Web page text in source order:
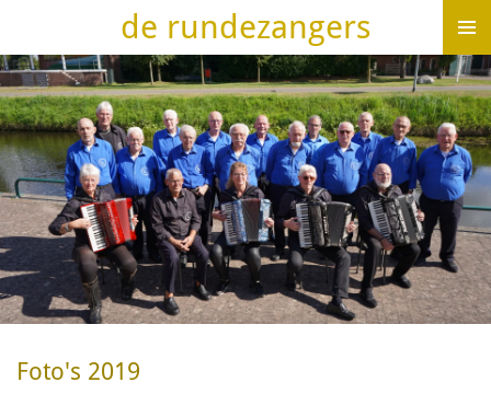
direct
naar
de
hoofdinhoud
de rundezangers
Foto's 2019